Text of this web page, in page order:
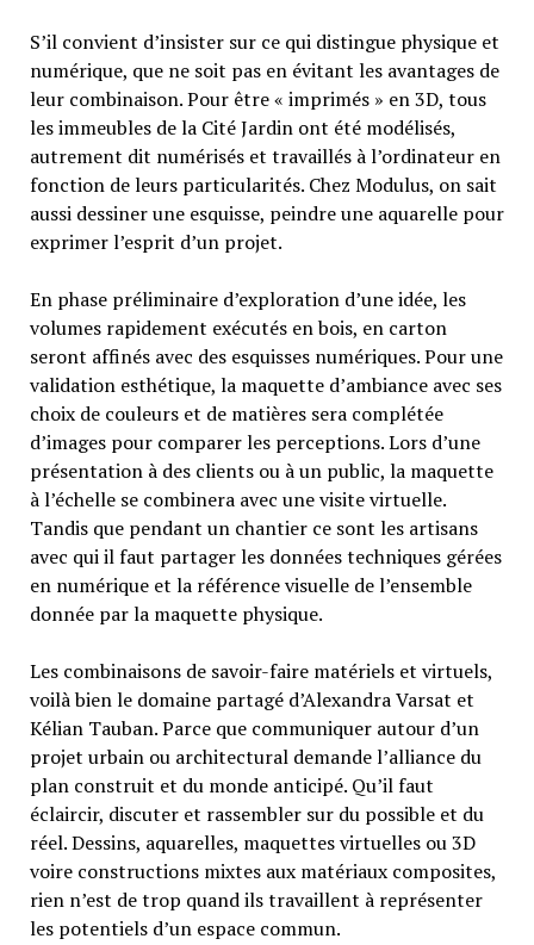
S’il convient d’insister sur ce qui distingue physique et
numérique, que ne soit pas en évitant les avantages de
leur combinaison. Pour être « imprimés » en 3D, tous
les immeubles de la Cité Jardin ont été modélisés,
autrement dit numérisés et travaillés à l’ordinateur en
fonction de leurs particularités. Chez Modulus, on sait
aussi dessiner une esquisse, peindre une aquarelle pour
exprimer l’esprit d’un projet.
En phase préliminaire d’exploration d’une idée, les
volumes rapidement exécutés en bois, en carton
seront affinés avec des esquisses numériques. Pour une
validation esthétique, la maquette d’ambiance avec ses
choix de couleurs et de matières sera complétée
d’images pour comparer les perceptions. Lors d’une
présentation à des clients ou à un public, la maquette
à l’échelle se combinera avec une visite virtuelle.
Tandis que pendant un chantier ce sont les artisans
avec qui il faut partager les données techniques gérées
en numérique et la référence visuelle de l’ensemble
donnée par la maquette physique.
Les combinaisons de savoir-faire matériels et virtuels,
voilà bien le domaine partagé d’Alexandra Varsat et
Kélian Tauban. Parce que communiquer autour d’un
projet urbain ou architectural demande l’alliance du
plan construit et du monde anticipé. Qu’il faut
éclaircir, discuter et rassembler sur du possible et du
réel. Dessins, aquarelles, maquettes virtuelles ou 3D
voire constructions mixtes aux matériaux composites,
rien n’est de trop quand ils travaillent à représenter
les potentiels d’un espace commun.